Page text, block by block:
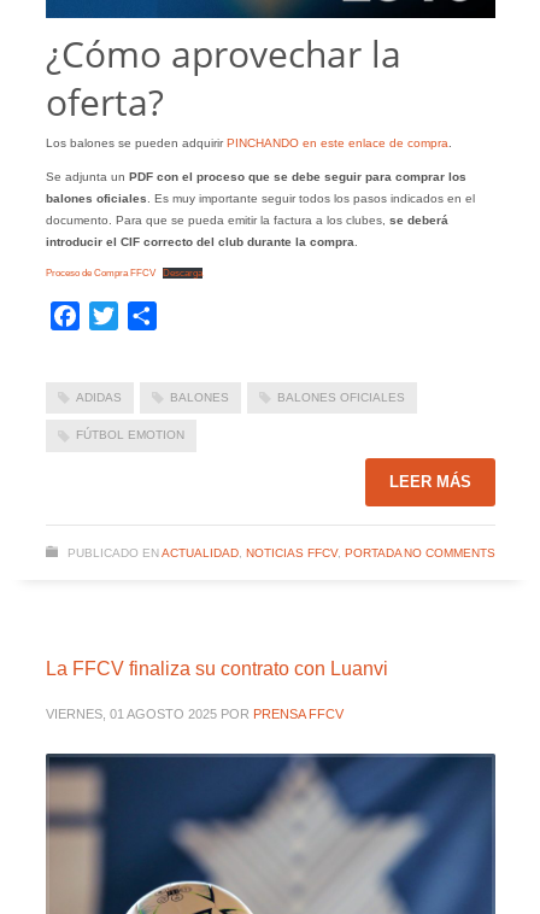
¿Cómo aprovechar la
oferta?
Los balones se pueden adquirirPINCHANDO en este enlace de compra
Se adjunta un PDF con el proceso que se debe seguir para comprar los
balones oficiales . Es muy importante seguir todos los pasos indicados en el
documento. Para que se pueda emitir la factura a los clubes, se deberá
introducir el CIF correcto del club durante la compra
Proceso de Compra FFCV Descarga
Facebook
Twitter
ADIDAS BALONES BALONES OFICIALES
FÚTBOL EMOTION
LEER MÁS
PUBLICADO EN ACTUALIDAD, NOTICIAS FFCV, PORTADANO COMMENTS
La FFCV finaliza su contrato con Luanvi
VIERNES, 01 AGOSTO 2025 POR PRENSA FFCV